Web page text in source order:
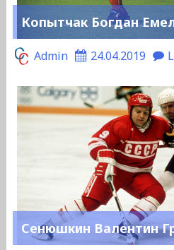
Копытчак Богдан
Admin 24.04.2019
Сенюшкин Валентин